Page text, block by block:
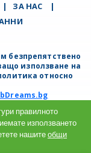
| ЗА НАС
|
безпрепятствено
използване на
относно
правилното
използването
нашитеобщи